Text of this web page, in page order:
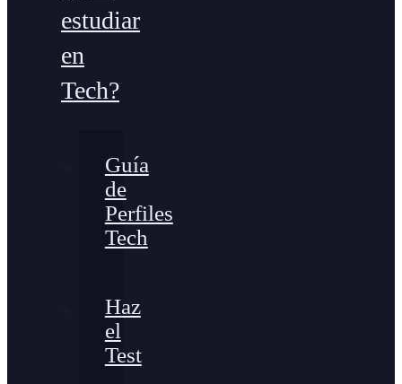
estudiar
en
Tech?
Guía
de
Perfiles
Tech
Haz
el
Test